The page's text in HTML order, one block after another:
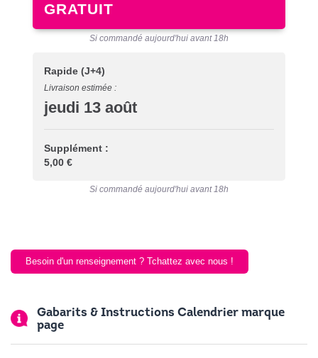
GRATUIT
Si commandé aujourd'hui avant 18h
Rapide (J+4)
Livraison estimée :
jeudi 13 août
Supplément :
5,00 €
Si commandé aujourd'hui avant 18h
Besoin d'un renseignement ? Tchattez avec nous !
Gabarits & Instructions Calendrier marque
page